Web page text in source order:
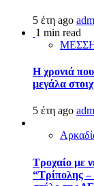
5 έτη ago
1 min read
Η χρονιά
μεγάλα
5 έτη ago
Τροχαίο με
“Τρίπολης